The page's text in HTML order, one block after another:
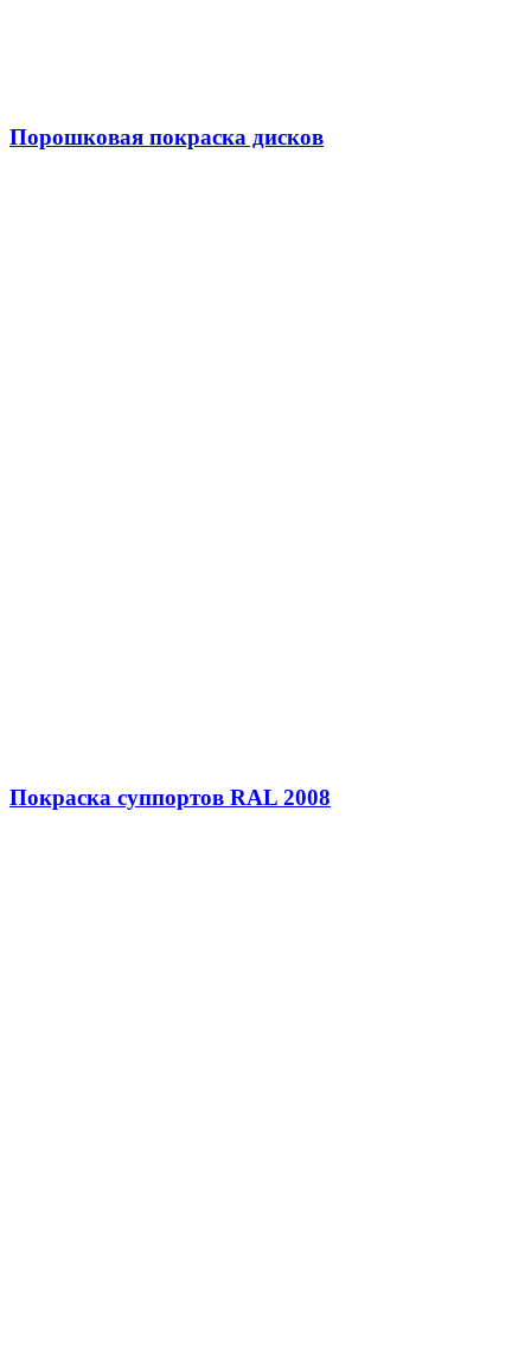
Порошковая покраска дисков
Покраска суппортов RAL 2008